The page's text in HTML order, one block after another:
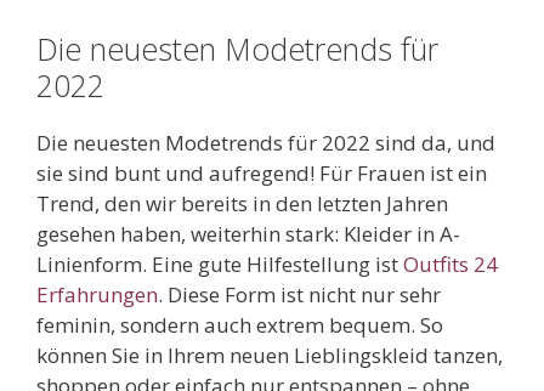
Die neuesten Modetrends für
2022
Die neuesten Modetrends für 2022 sind da, und
sie sind bunt und aufregend! Für Frauen ist ein
Trend, den wir bereits in den letzten Jahren
gesehen haben, weiterhin stark: Kleider in A-
Linienform. Eine gute Hilfestellung istOutfits 24
Erfahrungen. Diese Form ist nicht nur sehr
feminin, sondern auch extrem bequem. So
können Sie in Ihrem neuen Lieblingskleid tanzen,
shoppen oder einfach nur entspannen – ohne